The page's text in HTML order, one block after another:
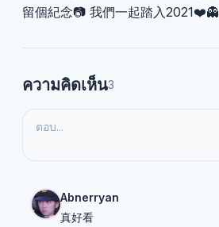
留個紀念📷 我們一起踏入2021❤️👻
ความคิดเห็น3
Abnerryan
真好看